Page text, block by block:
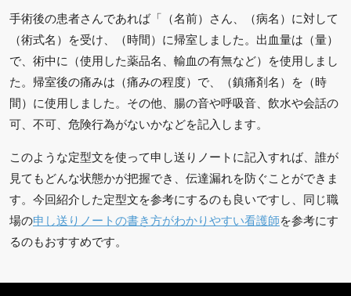
手術後の患者さんであれば「（名前）さん、（病名）に対して
（術式名）を受け、（時間）に帰室しました。出血量は（量）
で、術中に（使用した薬品名、輸血の有無など）を使用しまし
た。帰室後の痛みは（痛みの程度）で、（鎮痛剤名）を（時
間）に使用しました。その他、腸の音や呼吸音、飲水や会話の
可、不可、危険行為がないかなどを記入します。
このような定型文を使って申し送りノートに記入すれば、誰が
見てもどんな状態かが把握でき、伝達漏れを防ぐことができま
す。今回紹介した定型文を参考にするのも良いですし、同じ職
場の申し送りノートの書き方がわかりやすい看護師を参考にす
るのもおすすめです。